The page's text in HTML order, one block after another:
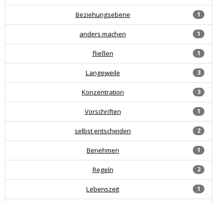
1
Beziehungsebene
1
anders machen
1
fließen
3
Langeweile
3
Konzentration
1
Vorschriften
2
selbst entscheiden
1
Benehmen
2
Regeln
1
Lebenszeit